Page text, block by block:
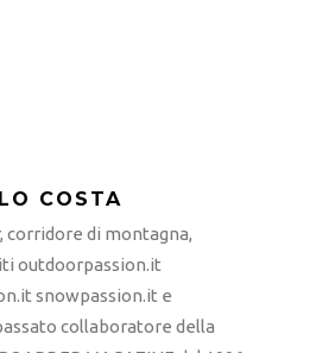
COSTA
corridore di montagna,
outdoorpassion.it
snowpassion.it e
collaboratore della